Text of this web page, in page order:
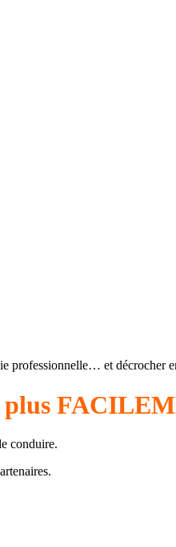
professionnelle… et décrocher
plus
conduire.